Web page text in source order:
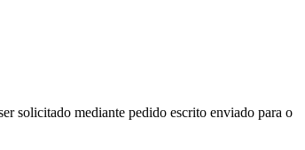
solicitado mediante pedido escrito enviado para o